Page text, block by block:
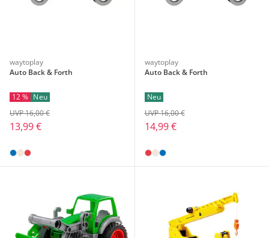
waytoplay
Auto Back & Forth
12 % Neu
13,99 €
UVP 16,00 €
waytoplay
Auto Back & Forth
Neu
14,99 €
UVP 16,00 €